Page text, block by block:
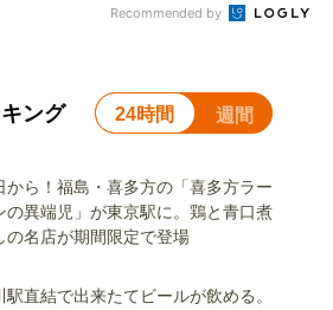
Recommended by
ング 24時間 週間
から！福島・喜多方の「喜多方ラー
の異端児」が東京駅に。鶏と青口煮
の名店が期間限定で登場
駅直結で出来たてビールが飲める。